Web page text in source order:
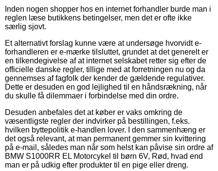
Inden nogen shopper hos en internet forhandler burde man i
reglen læse butikkens betingelser, men det er ofte ikke
særlig sjovt.
Et alternativt forslag kunne være at undersøge hvorvidt e-
forhandleren er e-mærke tilsluttet, grundet at det generelt er
en tilkendegivelse af at internet selskabet retter sig efter de
officielle danske regler, tillige med at forretningen nu og da
gennemses af fagfolk der kender de gældende regulativer.
Dette er desuden en god lejlighed til en håndsrækning, når
du skulle få dilemmaer i forbindelse med din ordre.
Desuden anbefales det at køber er vaks omkring de
væsentligste regler der indvirker på bestillingen, f.eks.
hvilken byttepolitik e-handlen lover. I den sammenhæng er
det også relevant, at man permanent gemmer sin kvittering
på e-mail, således man når som helst kan påvise sin ordre af
BMW S1000RR EL Motorcykel til børn 6V, Rød, hvad end
man er på udkig efter produkter til en pige eller dreng.